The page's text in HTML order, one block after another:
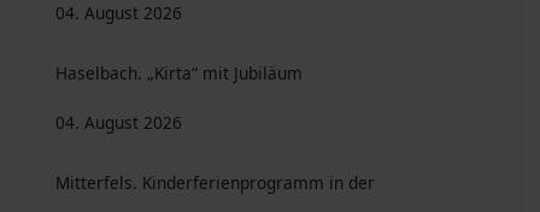
04. August 2026
Haselbach. „Kirta“ mit Jubiläum
04. August 2026
Mitterfels. Kinderferienprogramm in der